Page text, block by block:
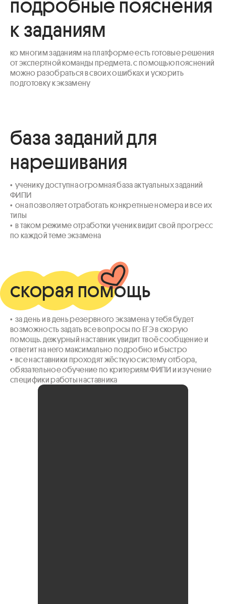
подробные пояснения
к заданиям
ко многим заданиям на платформе есть готовые решения
от экспертной команды предмета. с помощью пояснений
можно разобраться в своих ошибках и ускорить
подготовку к экзамену
база заданий для
нарешивания
•  ученику доступна огромная база актуальных заданий
ФИПИ
•  она позволяет отработать конкретные номера и все их
типы
•  в таком режиме отработки ученик видит свой прогресс
по каждой теме экзамена
скорая помощь
•  за день и в день резервного экзамена у тебя будет
возможность задать все вопросы по ЕГЭ в скорую
помощь. дежурный наставник увидит твоё сообщение и
ответит на него максимально подробно и быстро
•  все наставники проходят жёсткую систему отбора,
обязательное обучение по критериям ФИПИ и изучение
специфики работы наставника